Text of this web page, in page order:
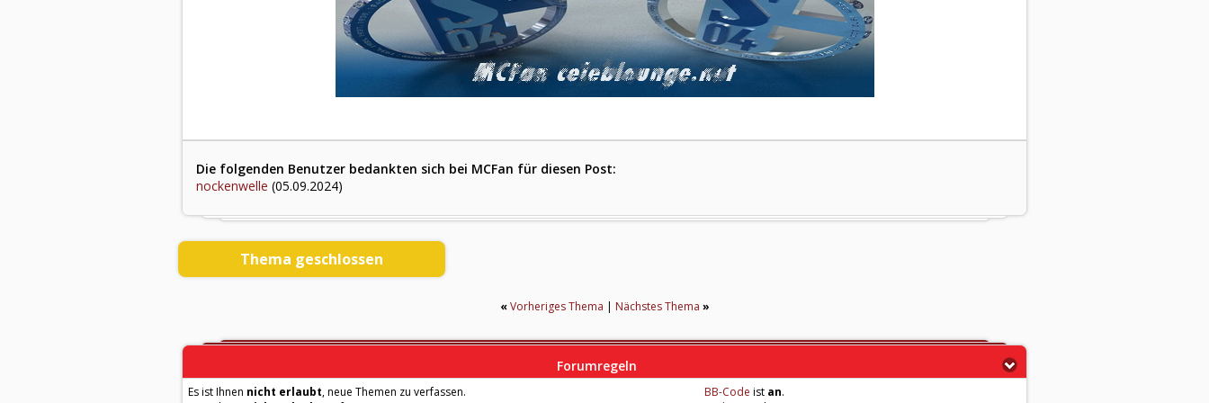
Die folgenden Benutzer bedankten sich bei MCFan für diesen Post:
nockenwelle (05.09.2024)
Thema geschlossen
« Vorheriges Thema | Nächstes Thema »
Forumregeln
Es ist Ihnen nicht erlaubt, neue Themen zu verfassen.
BB-Code ist an.